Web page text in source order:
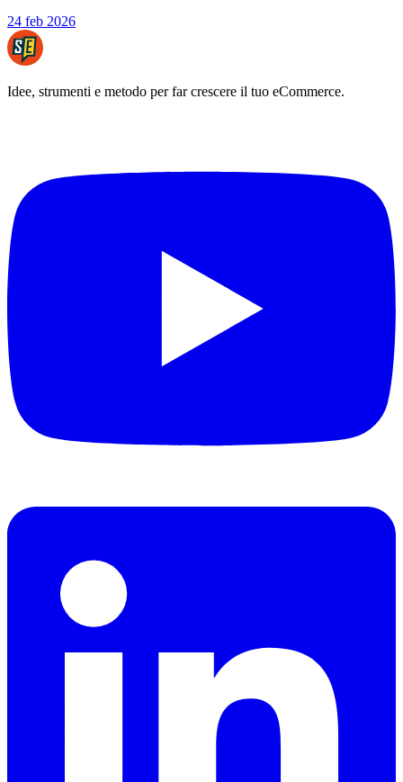
24 feb 2026
Idee, strumenti e metodo per far crescere il tuo eCommerce.